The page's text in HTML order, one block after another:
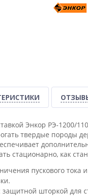
Энкор РЭ-1200/
твердые породы
стационарно, как
пускового тока
защитной шторкой для